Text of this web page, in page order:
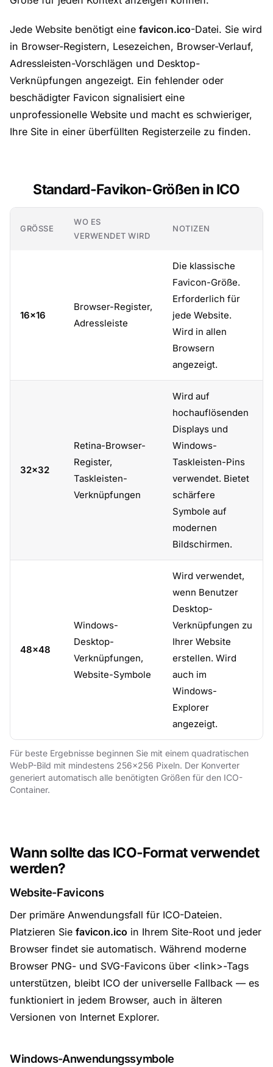
Jede Website benötigt eine favicon.ico-Datei. Sie wird
in Browser-Registern, Lesezeichen, Browser-Verlauf,
Adressleisten-Vorschlägen und Desktop-
Verknüpfungen angezeigt. Ein fehlender oder
beschädigter Favicon signalisiert eine
unprofessionelle Website und macht es schwieriger,
Ihre Site in einer überfüllten Registerzeile zu finden.
Standard-Favikon-Größen in ICO
GRÖSSE
WO ES
VERWENDET WIRD
NOTIZEN
16×16
Browser-Register,
Adressleiste
Die klassische
Favicon-Größe.
Erforderlich für
jede Website.
Wird in allen
Browsern
angezeigt.
32×32
Retina-Browser-
Register,
Taskleisten-
Verknüpfungen
Wird auf
hochauflösenden
Displays und
Windows-
Taskleisten-Pins
verwendet. Bietet
schärfere
Symbole auf
modernen
Bildschirmen.
48×48
Windows-
Desktop-
Verknüpfungen,
Website-Symbole
Wird verwendet,
wenn Benutzer
Desktop-
Verknüpfungen zu
Ihrer Website
erstellen. Wird
auch im
Windows-
Explorer
angezeigt.
Für beste Ergebnisse beginnen Sie mit einem quadratischen
WebP-Bild mit mindestens 256×256 Pixeln. Der Konverter
generiert automatisch alle benötigten Größen für den ICO-
Container.
Wann sollte das ICO-Format verwendet
werden?
Website-Favicons
Der primäre Anwendungsfall für ICO-Dateien.
Platzieren Sie favicon.ico in Ihrem Site-Root und jeder
Browser findet sie automatisch. Während moderne
Browser PNG- und SVG-Favicons über <link>-Tags
unterstützen, bleibt ICO der universelle Fallback — es
funktioniert in jedem Browser, auch in älteren
Versionen von Internet Explorer.
Windows-Anwendungssymbole